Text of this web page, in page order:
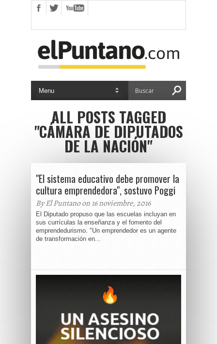
ALL POSTS TAGGED
"CÁMARA DE DIPUTADOS
DE LA NACIÓN"
"El sistema educativo debe promover la
cultura emprendedora", sostuvo Poggi
By El Puntano on 16 noviembre, 2016
El Diputado propuso que las escuelas incluyan en
sus currículas la enseñanza y el fomento del
emprendedurismo. "Un emprendedor es un agente
de transformación en...